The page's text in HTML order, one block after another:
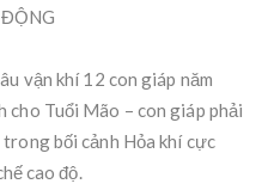
vận khí 12 con giáp năm
cho Tuổi Mão – con giáp phải
bối cảnh Hỏa khí cực
cao độ.